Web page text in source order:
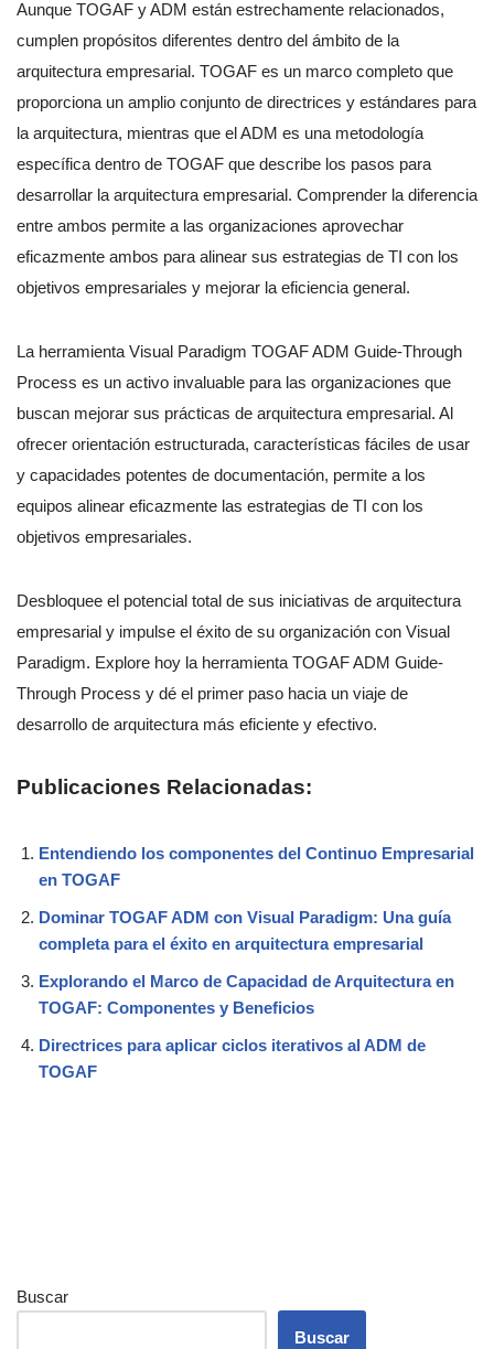
Aunque TOGAF y ADM están estrechamente relacionados,
cumplen propósitos diferentes dentro del ámbito de la
arquitectura empresarial. TOGAF es un marco completo que
proporciona un amplio conjunto de directrices y estándares para
la arquitectura, mientras que el ADM es una metodología
específica dentro de TOGAF que describe los pasos para
desarrollar la arquitectura empresarial. Comprender la diferencia
entre ambos permite a las organizaciones aprovechar
eficazmente ambos para alinear sus estrategias de TI con los
objetivos empresariales y mejorar la eficiencia general.
La herramienta Visual Paradigm TOGAF ADM Guide-Through
Process es un activo invaluable para las organizaciones que
buscan mejorar sus prácticas de arquitectura empresarial. Al
ofrecer orientación estructurada, características fáciles de usar
y capacidades potentes de documentación, permite a los
equipos alinear eficazmente las estrategias de TI con los
objetivos empresariales.
Desbloquee el potencial total de sus iniciativas de arquitectura
empresarial y impulse el éxito de su organización con Visual
Paradigm. Explore hoy la herramienta TOGAF ADM Guide-
Through Process y dé el primer paso hacia un viaje de
desarrollo de arquitectura más eficiente y efectivo.
Publicaciones Relacionadas:
Entendiendo los componentes del Continuo Empresarial
en TOGAF
Dominar TOGAF ADM con Visual Paradigm: Una guía
completa para el éxito en arquitectura empresarial
Explorando el Marco de Capacidad de Arquitectura en
TOGAF: Componentes y Beneficios
Directrices para aplicar ciclos iterativos al ADM de
TOGAF
Buscar
Buscar